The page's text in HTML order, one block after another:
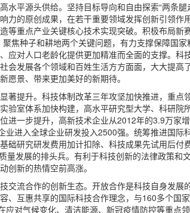
平源头供给。坚持目标导向和自由探索“两条腿
力的原创成果，在若干重要领域发挥创新引领作
等重点产业关键核心技术实现突破。积极布局新
焦种子和耕地两个关键问题，有力支撑保障国家
应对人口老龄化提供更加精准而全面的支撑。科
会发展各个领域和百姓生活方方面面，大大提高
愿景、带来更加美好的新期待。
提升。科技体制改革三年攻坚加快推进，重点
验室体系加快构建，高水平研究型大学、科研院
进一步提升，高新技术企业从2012年的3.9万家
进入全球企业研发投入2500强。统筹推进国际
础研究研发费用加计扣除、科技成果先试用后付
量发展的排头兵。有利于科技创新的法律政策和
创新的热情空前高涨。
流合作的创新生态。开放合作是科技自身发展
、互惠共享的国际科技合作理念，与160多个国
对气候变化、清洁能源、新冠疫情防控等重点